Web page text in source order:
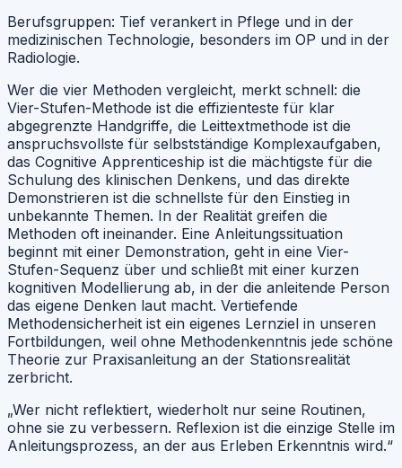
Berufsgruppen: Tief verankert in Pflege und in der
medizinischen Technologie, besonders im OP und in der
Radiologie.
Wer die vier Methoden vergleicht, merkt schnell: die
Vier-Stufen-Methode ist die effizienteste für klar
abgegrenzte Handgriffe, die Leittextmethode ist die
anspruchsvollste für selbstständige Komplexaufgaben,
das Cognitive Apprenticeship ist die mächtigste für die
Schulung des klinischen Denkens, und das direkte
Demonstrieren ist die schnellste für den Einstieg in
unbekannte Themen. In der Realität greifen die
Methoden oft ineinander. Eine Anleitungssituation
beginnt mit einer Demonstration, geht in eine Vier-
Stufen-Sequenz über und schließt mit einer kurzen
kognitiven Modellierung ab, in der die anleitende Person
das eigene Denken laut macht. Vertiefende
Methodensicherheit ist ein eigenes Lernziel in unseren
Fortbildungen, weil ohne Methodenkenntnis jede schöne
Theorie zur Praxisanleitung an der Stationsrealität
zerbricht.
„Wer nicht reflektiert, wiederholt nur seine Routinen,
ohne sie zu verbessern. Reflexion ist die einzige Stelle im
Anleitungsprozess, an der aus Erleben Erkenntnis wird.“